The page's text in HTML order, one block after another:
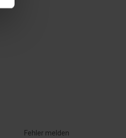
Fehler melden